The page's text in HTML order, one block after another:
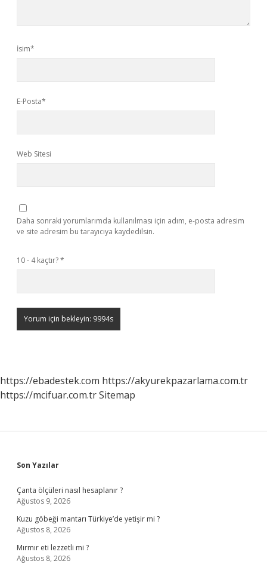
İsim*
E-Posta*
Web Sitesi
Daha sonraki yorumlarımda kullanılması için adım, e-posta adresim
ve site adresim bu tarayıcıya kaydedilsin.
10 - 4 kaçtır?*
https://ebadestek.com https://akyurekpazarlama.com.tr
https://mcifuar.com.trSitemap
Sidebar
Son Yazılar
Çanta ölçüleri nasıl hesaplanır ?
Ağustos 9, 2026
Kuzu göbeği mantarı Türkiye’de yetişir mi ?
Ağustos 8, 2026
Mırmır eti lezzetli mi ?
Ağustos 8, 2026